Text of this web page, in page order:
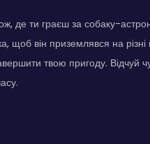
де ти граєш за собаку-
щоб він приземлявся на
твою пригоду. Відчуй